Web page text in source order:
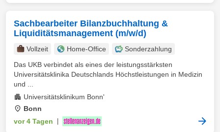
Sachbearbeiter Bilanzbuchhaltung &
Liquiditätsmanagement (m/w/d)
Vollzeit Home-Office
Sonderzahlung
Das UKB verbindet als eines der leistungsstärksten
Universitätsklinika Deutschlands Höchstleistungen in Medizin
und ...
Universitätsklinikum Bonn'
Bonn
vor 4 Tagen